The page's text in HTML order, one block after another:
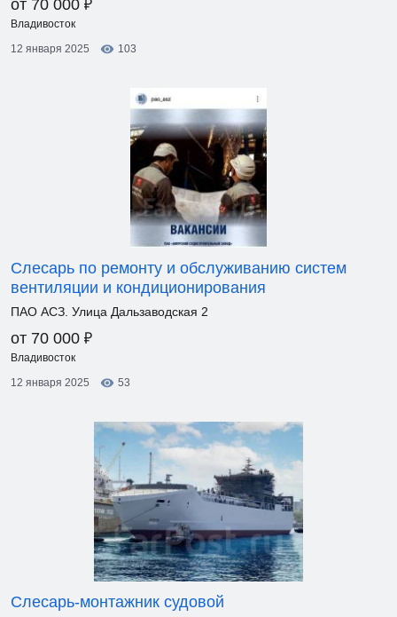
от 70 000
Владивосток
12 января 2025
103
Слесарь по ремонту и обслуживанию систем
вентиляции и кондиционирования
ПАО АСЗ. Улица Дальзаводская 2
от 70 000 ₽
Владивосток
12 января 2025
53
Слесарь-монтажник судовой